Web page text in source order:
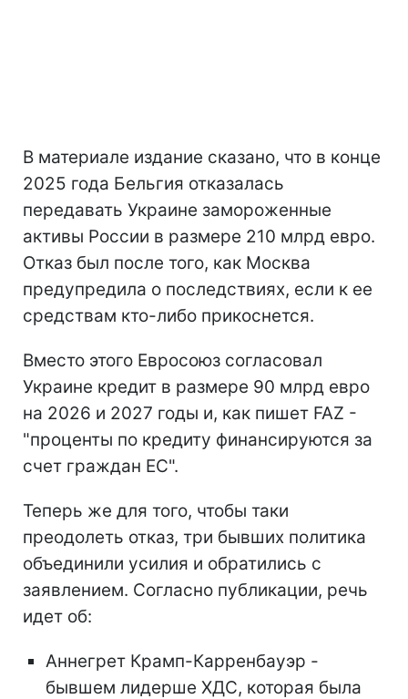
В материале издание сказано, что в конце
2025 года Бельгия отказалась
передавать Украине замороженные
активы России в размере 210 млрд евро.
Отказ был после того, как Москва
предупредила о последствиях, если к ее
средствам кто-либо прикоснется.
Вместо этого Евросоюз согласовал
Украине кредит в размере 90 млрд евро
на 2026 и 2027 годы и, как пишет FAZ -
"проценты по кредиту финансируются за
счет граждан ЕС".
Теперь же для того, чтобы таки
преодолеть отказ, три бывших политика
объединили усилия и обратились с
заявлением. Согласно публикации, речь
идет об:
Аннегрет Крамп-Карренбауэр -
бывшем лидерше ХДС, которая была